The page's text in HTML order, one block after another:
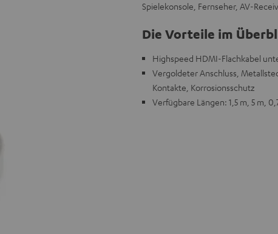
Spielekonsole, Fernseher, AV-
Die Vorteile im
Highspeed HDMI-Flachkabel
Vergoldeter Anschluss,
Kontakte, Korrosionsschutz
Verfügbare Längen: 1,5 m, 5 m,